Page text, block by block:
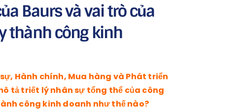
Baurs và vai trò của
thành công kinh
Hành chính, Mua hàng và Phát triển
tả triết lý nhân sự tổng thể của công
công kinh doanh như thế nào?